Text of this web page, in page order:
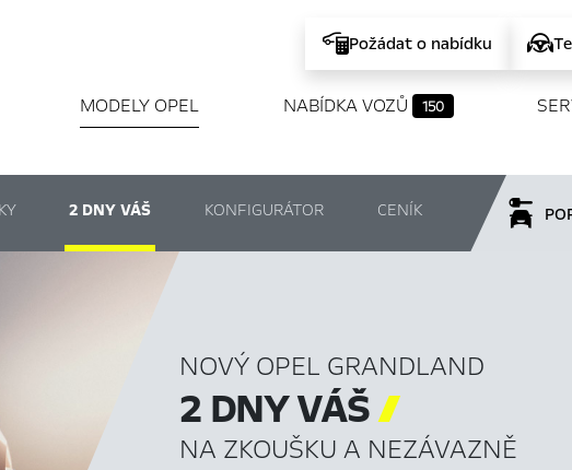
Požádat o nabídku
MODELY OPEL NABÍDKA VOZŮ 150
2 DNY VÁŠ KONFIGURÁTOR CENÍK
NOVÝ OPEL GRANDLAND
2 DNY VÁŠ
NA ZKOUŠKU A NEZÁVAZNĚ